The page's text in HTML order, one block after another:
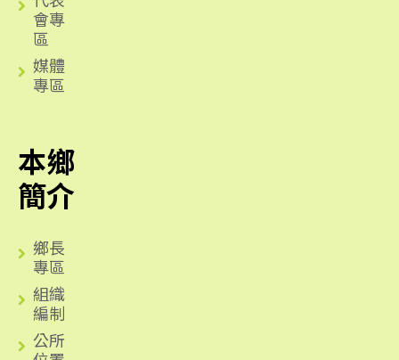
會專
區
媒體
專區
本鄉
簡介
鄉長
專區
組織
編制
公所